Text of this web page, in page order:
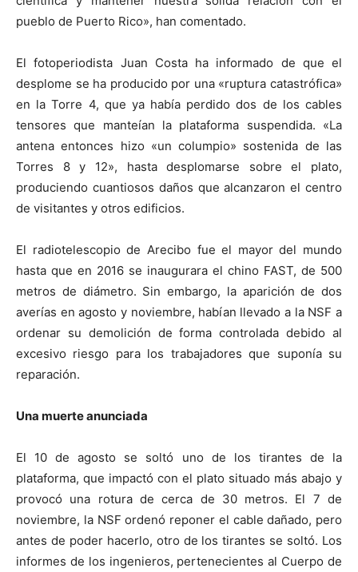
pueblo de Puerto Rico», han comentado.
El fotoperiodista Juan Costa ha informado de que el
desplome se ha producido por una «ruptura catastrófica»
en la Torre 4, que ya había perdido dos de los cables
tensores que manteían la plataforma suspendida. «La
antena entonces hizo «un columpio» sostenida de las
Torres 8 y 12», hasta desplomarse sobre el plato,
produciendo cuantiosos daños que alcanzaron el centro
de visitantes y otros edificios.
El radiotelescopio de Arecibo fue el mayor del mundo
hasta que en 2016 se inaugurara el chino FAST, de 500
metros de diámetro. Sin embargo, la aparición de dos
averías en agosto y noviembre, habían llevado a la NSF a
ordenar su demolición de forma controlada debido al
excesivo riesgo para los trabajadores que suponía su
reparación.
Una muerte anunciada
El 10 de agosto se soltó uno de los tirantes de la
plataforma, que impactó con el plato situado más abajo y
provocó una rotura de cerca de 30 metros. El 7 de
noviembre, la NSF ordenó reponer el cable dañado, pero
antes de poder hacerlo, otro de los tirantes se soltó. Los
informes de los ingenieros, pertenecientes al Cuerpo de